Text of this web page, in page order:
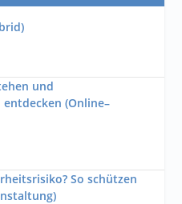
und
(Online–
So schützen